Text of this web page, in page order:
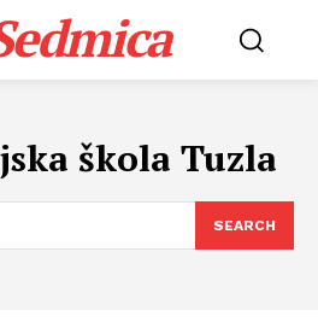
škola Tuzla
SEARCH